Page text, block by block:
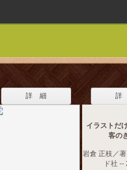
詳 細 詳
イラストだ
客の
岩倉 正枝／
ド社